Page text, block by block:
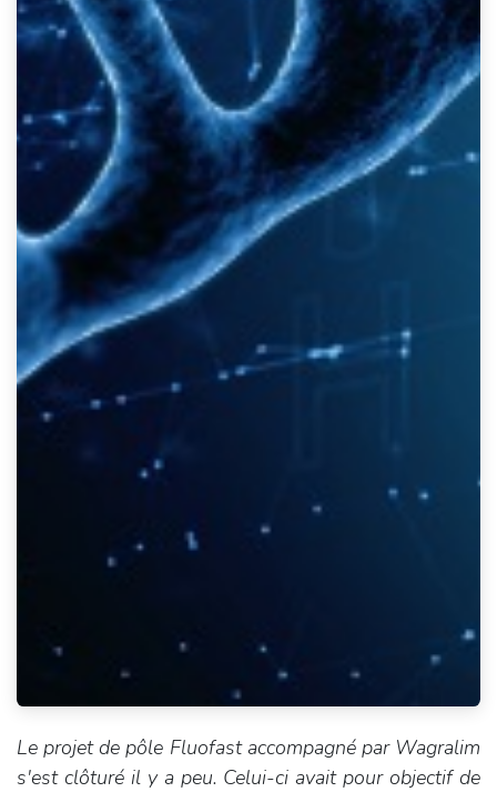
Le projet de pôle Fluofast accompagné par Wagralim
s'est clôturé il y a peu. Celui-ci avait pour objectif de